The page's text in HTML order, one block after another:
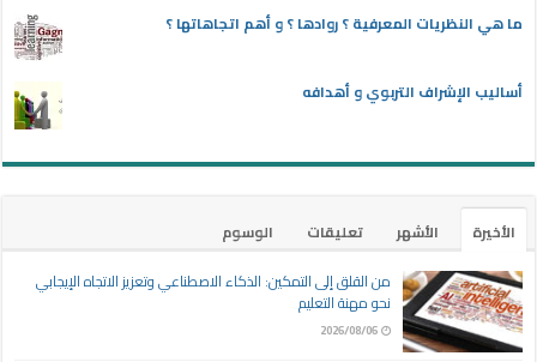
ما هي النظريات المعرفية ؟ روادها ؟ و أهم اتجاهاتها ؟
أساليب الإشراف التربوي و أهدافه
الأخيرة الأشهر تعليقات
الوسوم
من القلق إلى التمكين: الذكاء الاصطناعي وتعزيز الاتجاه الإيجابي
نحو مهنة التعليم
2026/08/06